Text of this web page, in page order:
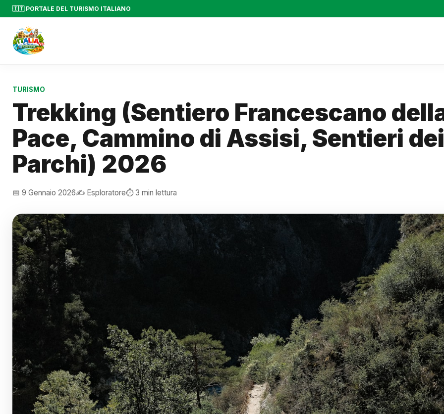
🇮🇹 PORTALE DEL TURISMO ITALIANO
TURISMO
Trekking (Sentiero Francescano
Pace, Cammino di Assisi, Sentieri dei
Parchi) 2026
📅 9 Gennaio 2026✍️ Esploratore⏱️ 3 min lettura